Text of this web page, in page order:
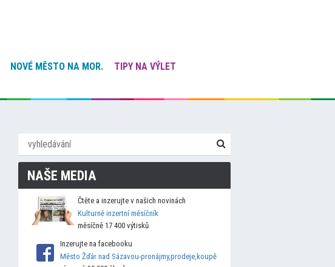
NOVÉ MĚSTO NA MOR.
TIPY NA VÝLET
NAŠE MEDIA
Čtěte a inzerujte v našich novinách
Kulturně inzertní měsíčník
měsíčně 17 400 výtisků
Inzerujte na facebooku
Město Žďár nad Sázavou-pronájmy,prodeje,koupě